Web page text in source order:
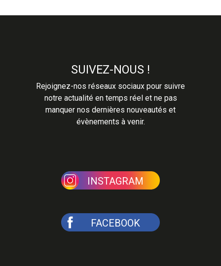
SUIVEZ-NOUS !
Rejoignez-nos réseaux sociaux pour suivre
notre actualité en temps réel et ne pas
manquer nos dernières nouveautés et
évènements à venir.
INSTAGRAM
FACEBOOK